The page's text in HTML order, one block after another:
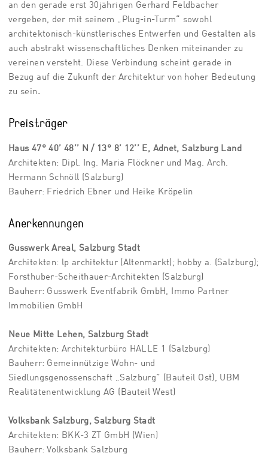
an den gerade erst 30jährigen Gerhard Feldbacher
vergeben, der mit seinem „Plug-in-Turm“ sowohl
architektonisch-künstlerisches Entwerfen und Gestalten als
auch abstrakt wissenschaftliches Denken miteinander zu
vereinen versteht. Diese Verbindung scheint gerade in
Bezug auf die Zukunft der Architektur von hoher Bedeutung
zu sein.
Preisträger
Haus 47° 40’ 48’’ N / 13° 8’ 12’’ E, Adnet, Salzburg Land
Architekten: Dipl. Ing. Maria Flöckner und Mag. Arch.
Hermann Schnöll (Salzburg)
Bauherr: Friedrich Ebner und Heike Kröpelin
Anerkennungen
Gusswerk Areal, Salzburg Stadt
Architekten: lp architektur (Altenmarkt); hobby a. (Salzburg);
Forsthuber-Scheithauer-Architekten (Salzburg)
Bauherr: Gusswerk Eventfabrik GmbH, Immo Partner
Immobilien GmbH
Neue Mitte Lehen, Salzburg Stadt
Architekten: Architekturbüro HALLE 1 (Salzburg)
Bauherr: Gemeinnützige Wohn- und
Siedlungsgenossenschaft „Salzburg” (Bauteil Ost), UBM
Realitätenentwicklung AG (Bauteil West)
Volksbank Salzburg, Salzburg Stadt
Architekten: BKK-3 ZT GmbH (Wien)
Bauherr: Volksbank Salzburg